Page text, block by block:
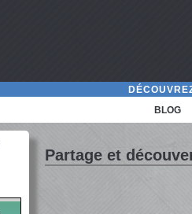
BLOG
Partage et